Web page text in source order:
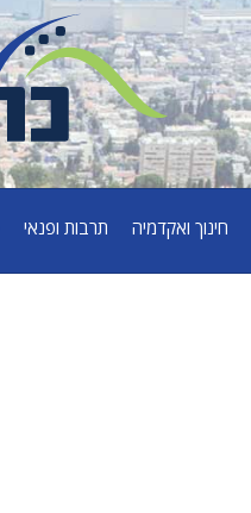
חינוך ואקדמיה תרבות ופנאי